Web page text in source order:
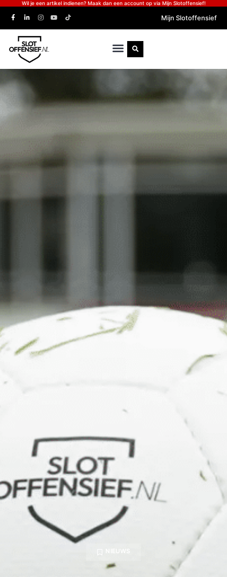
Wil je een artikel indienen? Maak dan een account op via Mijn Slotoffensief!
Mijn Slotoffensief
NIEUWS